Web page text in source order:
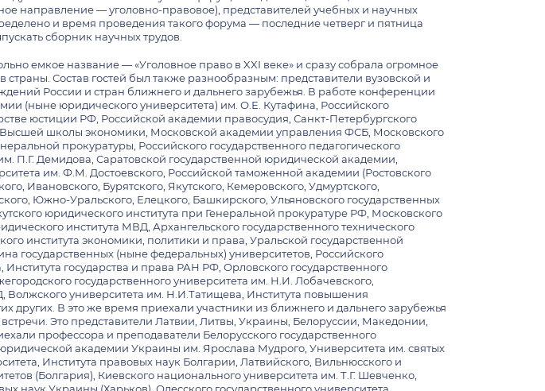
стандарты
общественная аккредитация
профсоюзного комитета
организации
Интенсивный курс по подготовке к ДВИ
БАКАЛАВРИАТ
Ответы на вопросы абитуриентов
Поступление на второй и последующие курсы обучения в порядке
перевода
Восстановление
Обучение иностранных граждан
Дни открытых дверей и выставки
МЕЖДУНАРОДНОЕ СОТРУДНИЧЕСТВО
Обучение иностранных граждан
Наши партнеры - зарубежные вузы
Действующие соглашения о сотрудничестве
Сотрудничество в сферах науки и образования
Визиты
Зарубежные стажировки
Рассказы студентов о включенном обучении в зарубежных
университетах
Летние школы
Центр международных конкурсов по праву
НАУЧНЫЕ ПРОЕКТЫ, КОНКУРСЫ, ГРАНТЫ, СТИПЕНДИИ
Научные проекты, конкурсы, гранты, стипендии МГУ
Конкурсы
Научно-исследовательские и экспертные работы
ПРЕМИИ, ПОЧЕТНЫЕ ЗВАНИЯ
Положения о порядке присуждения премий
Сотрудники факультета, удостоенные почетных званий и премий
Выступления в СМИ профессоров и преподавателей факультета
Издания — информационные партнеры
СМИ о нас
направление — уголовно-правовое), представителей учебных и научных
и время проведения такого форума — последние четверг и пятница
сборник научных трудов.
емкое название — «Уголовное право в XXI веке» и сразу собрала огромное
Состав гостей был также разнообразным: представители вузовской и
России и стран ближнего и дальнего зарубежья. В работе конференции
(ныне юридического университета) им. О.Е. Кутафина, Российского
юстиции РФ, Российской академии правосудия, Санкт-Петербургского
школы экономики, Московской академии управления ФСБ, Московского
прокуратуры, Российского государственного педагогического
П.Г. Демидова, Саратовской государственной юридической академии,
им. Ф.М. Достоевского, Российской таможенной академии (Ростовского
Ивановского, Бурятского, Якутского, Кемеровского, Удмуртского,
Южно-Уральского, Елецкого, Башкирского, Ульяновского государственных
юридического института при Генеральной прокуратуре РФ, Московского
института МВД, Архангельского государственного технического
института экономики, политики и права, Уральской государственной
государственных (ныне федеральных) университетов, Российского
государства и права РАН РФ, Орловского государственного
государственного университета им. Н.И. Лобачевского,
университета им. Н.И.Татищева, Института повышения
В это же время приехали участники из ближнего и дальнего зарубежья
Это представители Латвии, Литвы, Украины, Белоруссии, Македонии,
профессора и преподаватели Белорусского государственного
академии Украины им. Ярослава Мудрого, Университета им. святых
Института правовых наук Болгарии, Латвийского, Вильнюсского и
(Болгария), Киевского национального университета им. Т.Г. Шевченко,